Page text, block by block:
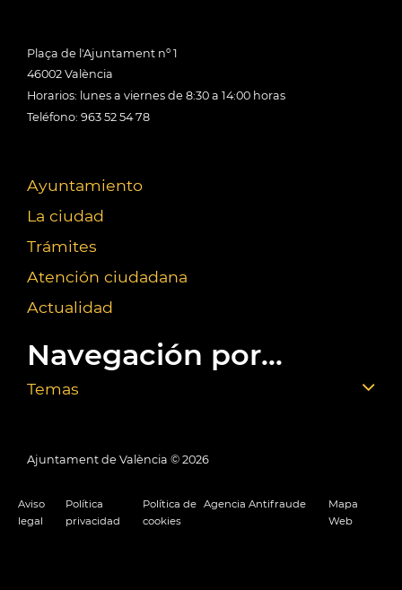
Plaça de l'Ajuntament nº 1
46002 València
Horarios: lunes a viernes de 8:30 a 14:00 horas
Teléfono: 963 52 54 78
Ayuntamiento
La ciudad
Trámites
Atención ciudadana
Actualidad
Navegación por...
Temas
Ajuntament de València © 2026
Aviso
legal
Política
privacidad
Política de
cookies
Agencia Antifraude
Mapa
Web